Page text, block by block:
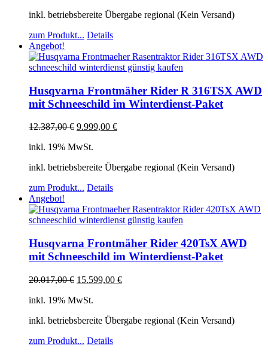
inkl. betriebsbereite Übergabe regional (Kein Versand)
zum Produkt... Details
Angebot!
Husqvarna Frontmäher Rider R 316TSX AWD
mit Schneeschild im Winterdienst-Paket
12.387,00€ 9.999,00 €
inkl. 19% MwSt.
inkl. betriebsbereite Übergabe regional (Kein Versand)
zum Produkt... Details
Angebot!
Husqvarna Frontmäher Rider 420TsX AWD
mit Schneeschild im Winterdienst-Paket
20.017,00€ 15.599,00 €
inkl. 19% MwSt.
inkl. betriebsbereite Übergabe regional (Kein Versand)
zum Produkt... Details